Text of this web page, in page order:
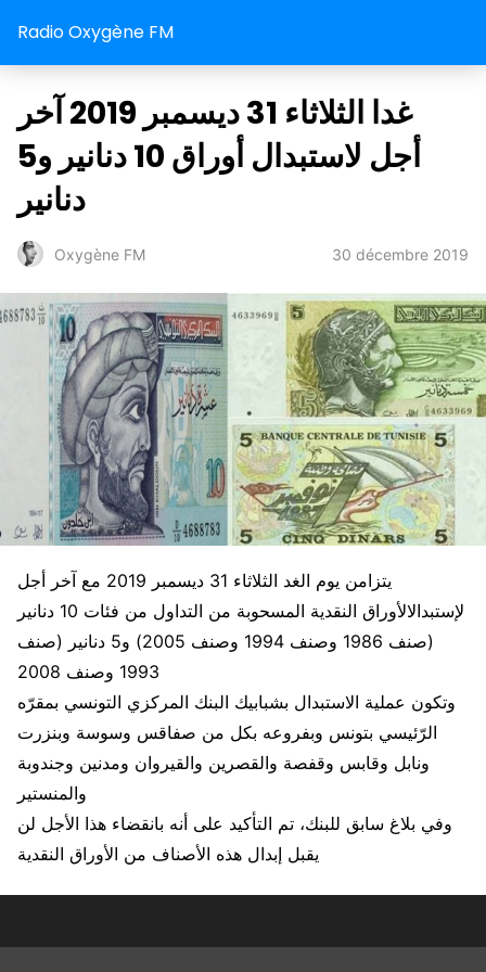
Radio Oxygène FM
غدا الثلاثاء 31 ديسمبر 2019 آخر
أجل لاستبدال أوراق 10 دنانير و5
دنانير
Oxygène FM 30 décembre 2019
يتزامن يوم الغد الثلاثاء 31 ديسمبر 2019 مع آخر أجل
لإستبدالالأوراق النقدية المسحوبة من التداول من فئات 10 دنانير
(صنف 1986 وصنف 1994 وصنف 2005) و5 دنانير (صنف
1993 وصنف 2008
وتكون عملية الاستبدال بشبابيك البنك المركزي التونسي بمقرّه
الرّئيسي بتونس وبفروعه بكل من صفاقس وسوسة وبنزرت
ونابل وقابس وقفصة والقصرين والقيروان ومدنين وجندوبة
والمنستير
وفي بلاغ سابق للبنك، تم التأكيد على أنه بانقضاء هذا الأجل لن
يقبل إبدال هذه الأصناف من الأوراق النقدية